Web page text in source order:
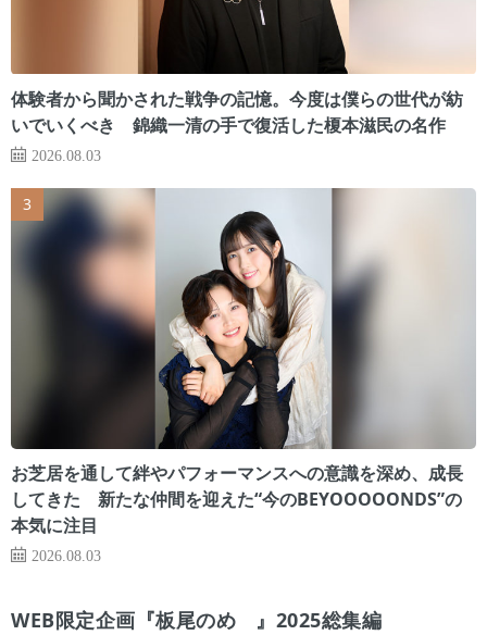
体験者から聞かされた戦争の記憶。今度は僕らの世代が紡
いでいくべき 錦織一清の手で復活した榎本滋民の名作
2026.08.03
お芝居を通して絆やパフォーマンスへの意識を深め、成長
してきた 新たな仲間を迎えた“今のBEYOOOOONDS”の
本気に注目
2026.08.03
WEB限定企画『板尾のめ゙』2025総集編